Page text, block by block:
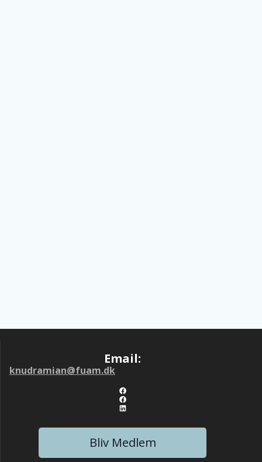
Email:
knudramian@fuam.dk
Link til Det Lange Liv Facebook side
Link til Alderens Muligheder
LinkedIn
Bliv Medlem